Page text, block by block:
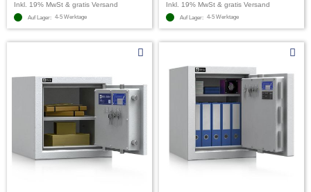
Inkl. 19% MwSt & gratis Versand
Auf Lager: 4-5 Werktage
Inkl. 19% MwSt & gratis Versand
Auf Lager: 4-5 Werktage